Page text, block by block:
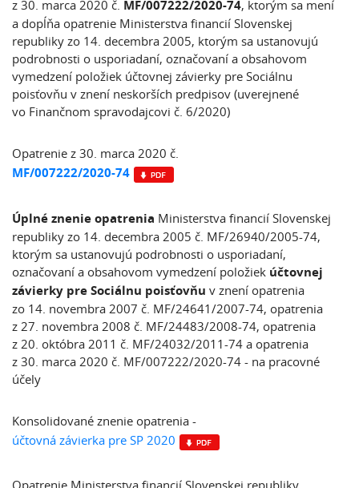
z 30. marca 2020 č. MF/007222/2020-74, ktorým sa mení
a dopĺňa opatrenie Ministerstva financií Slovenskej
republiky zo 14. decembra 2005, ktorým sa ustanovujú
podrobnosti o usporiadaní, označovaní a obsahovom
vymedzení položiek účtovnej závierky pre Sociálnu
poisťovňu v znení neskorších predpisov (uverejnené
vo Finančnom spravodajcovi č. 6/2020)
Opatrenie z 30. marca 2020 č.
MF/007222/2020-74
Úplné znenie opatrenia Ministerstva financií Slovenskej
republiky zo 14. decembra 2005 č. MF/26940/2005-74,
ktorým sa ustanovujú podrobnosti o usporiadaní,
označovaní a obsahovom vymedzení položiek účtovnej
závierky pre Sociálnu poisťovňu v znení opatrenia
zo 14. novembra 2007 č. MF/24641/2007-74, opatrenia
z 27. novembra 2008 č. MF/24483/2008-74, opatrenia
z 20. októbra 2011 č. MF/24032/2011-74 a opatrenia
z 30. marca 2020 č. MF/007222/2020-74 - na pracovné
účely
Konsolidované znenie opatrenia -
účtovná závierka pre SP 2020
Opatrenie Ministerstva financií Slovenskej republiky